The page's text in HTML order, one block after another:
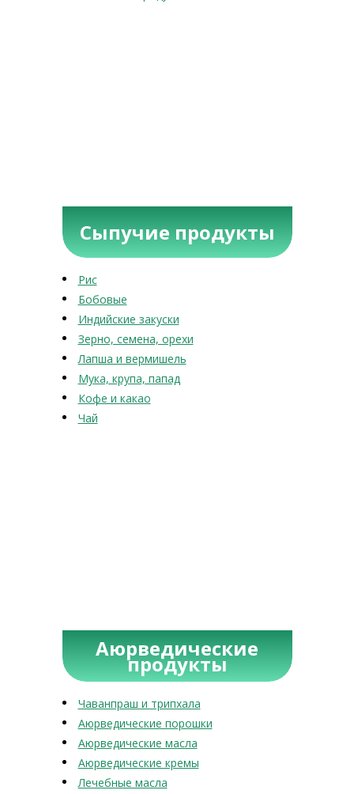
Сыпучие продукты
Рис
Бобовые
Индийские закуски
Зерно, семена, орехи
Лапша и вермишель
Мука, крупа, папад
Кофе и какао
Чай
Аюрведические
продукты
Чаванпраш и трипхала
Аюрведические порошки
Аюрведические масла
Аюрведические кремы
Лечебные масла